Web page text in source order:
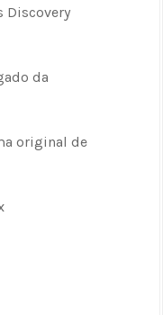
Discovery
da
original de